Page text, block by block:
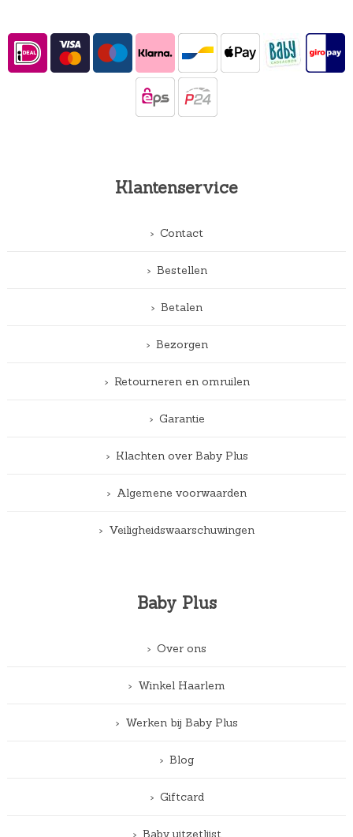
Klantenservice
Contact
Bestellen
Betalen
Bezorgen
Retourneren en omruilen
Garantie
Klachten over Baby Plus
Algemene voorwaarden
Veiligheidswaarschuwingen
Baby Plus
Over ons
Winkel Haarlem
Werken bij Baby Plus
Blog
Giftcard
Baby uitzetlijst